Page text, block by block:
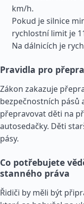
km/h.
Pokud je silnice
rychlostní limit je
Na dálnicích je
Pravidla pro
Zákon zakazuje
bezpečnostních pásů
přepravovat děti na
autosedačky. Děti
pásy.
Co potřebujete
stanného práva
Řidiči by měli být